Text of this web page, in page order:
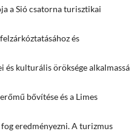
a Sió csatorna turisztikai
és
és kulturális öröksége alkalmassá
bővítése és a Limes
eredményezni. A turizmus